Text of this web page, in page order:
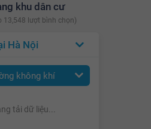
khu dân cư
13,548 lượt bình chọn)
Hà Nội
không khí
tải dữ liệu...